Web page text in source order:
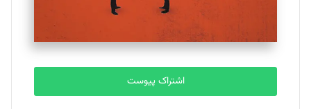
مصطفی مسجدی آرانی
تحریریه
بابک نقاش
اشتراک پیوست